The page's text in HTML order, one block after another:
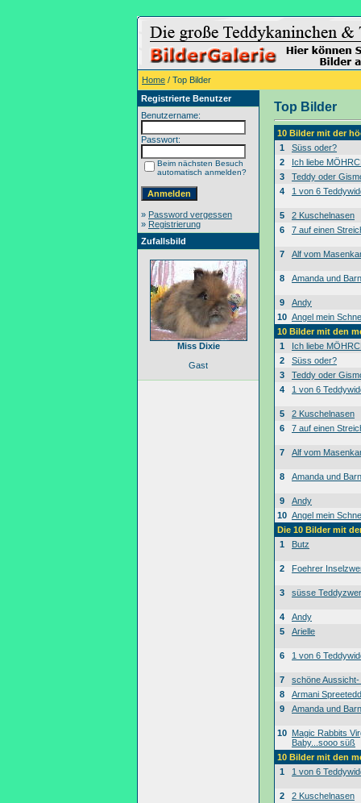
Home / Top Bilder
Registrierte Benutzer
Benutzername:
Passwort:
Beim nächsten Besuch
automatisch anmelden?
» Password vergessen
» Registrierung
Zufallsbild
Miss Dixie
Gast
Top Bilder
10 Bilder mit der
1
Süss oder?
2
Ich liebe
3
Teddy oder
4
1 von 6
5
2 Kuschelnasen
6
7 auf einen
7 Alf vom
8 Amanda und
9
Andy
10 Angel mein
10 Bilder mit den
1
Ich liebe
2
Süss oder?
3
Teddy oder
4
1 von 6
5
2 Kuschelnasen
6
7 auf einen
7 Alf vom
8 Amanda und
9
Andy
10 Angel mein
Die 10 Bilder mit
1
Butz
2 Foehrer
3 süsse
4
Andy
5
Arielle
6 1 von 6
7
schöne
8
Armani
9
Amanda und
10 Magic Rabbits
Baby...sooo süß
10 Bilder mit den
1
1 von 6
2
2 Kuschelnasen